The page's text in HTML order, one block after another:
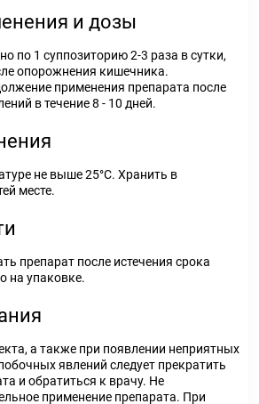
и дозы
по 1 суппозиторию 2-3 раза в сутки,
опорожнения кишечника.
применения препарата после
в течение 8 - 10 дней.
не выше 25°С. Хранить в
месте.
препарат после истечения срока
на упаковке.
а также при появлении неприятных
явлений следует прекратить
и обратиться к врачу. Не
применение препарата. При